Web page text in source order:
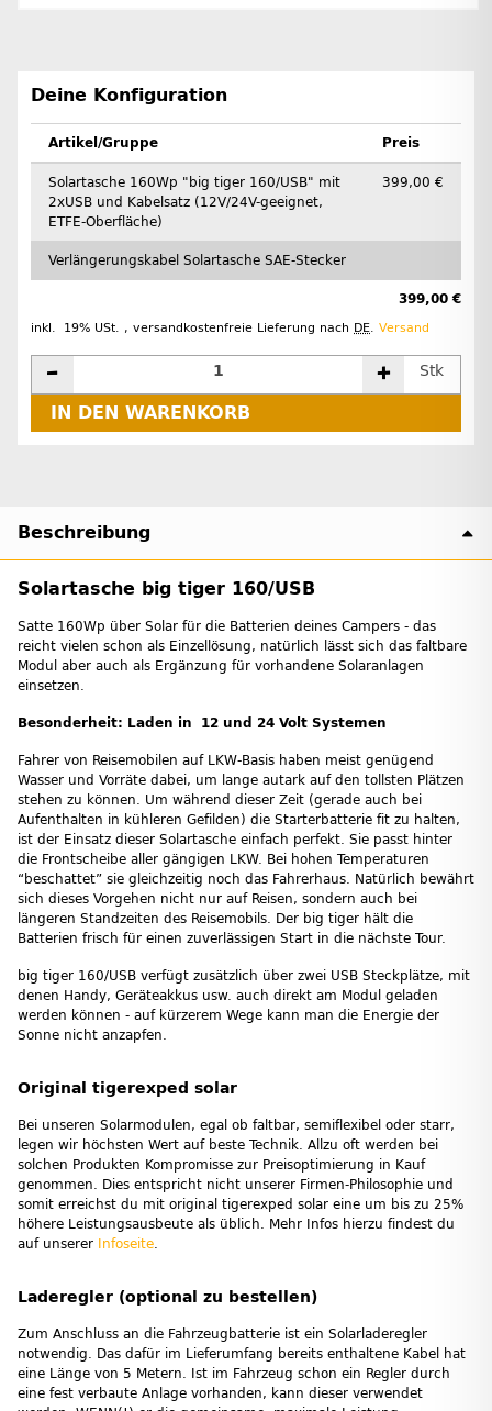
Deine Konfiguration
Artikel/Gruppe Preis
Solartasche 160Wp "big tiger 160/USB" mit
2xUSB und Kabelsatz (12V/24V-geeignet,
ETFE-Oberfläche)
399,00 €
Verlängerungskabel Solartasche SAE-Stecker
399,00 €
inkl. 19% USt. , versandkostenfreie Lieferung nach DE. Versand
Stk
IN DEN WARENKORB
Beschreibung
Solartasche big tiger 160/USB
Satte 160Wp über Solar für die Batterien deines Campers - das
reicht vielen schon als Einzellösung, natürlich lässt sich das faltbare
Modul aber auch als Ergänzung für vorhandene Solaranlagen
einsetzen.
Besonderheit: Laden in 12 und 24 Volt Systemen
Fahrer von Reisemobilen auf LKW-Basis haben meist genügend
Wasser und Vorräte dabei, um lange autark auf den tollsten Plätzen
stehen zu können. Um während dieser Zeit (gerade auch bei
Aufenthalten in kühleren Gefilden) die Starterbatterie fit zu halten,
ist der Einsatz dieser Solartasche einfach perfekt. Sie passt hinter
die Frontscheibe aller gängigen LKW. Bei hohen Temperaturen
“beschattet” sie gleichzeitig noch das Fahrerhaus. Natürlich bewährt
sich dieses Vorgehen nicht nur auf Reisen, sondern auch bei
längeren Standzeiten des Reisemobils. Der big tiger hält die
Batterien frisch für einen zuverlässigen Start in die nächste Tour.
big tiger 160/USB verfügt zusätzlich über zwei USB Steckplätze, mit
denen Handy, Geräteakkus usw. auch direkt am Modul geladen
werden können - auf kürzerem Wege kann man die Energie der
Sonne nicht anzapfen.
Original tigerexped solar
Bei unseren Solarmodulen, egal ob faltbar, semiflexibel oder starr,
legen wir höchsten Wert auf beste Technik. Allzu oft werden bei
solchen Produkten Kompromisse zur Preisoptimierung in Kauf
genommen. Dies entspricht nicht unserer Firmen-Philosophie und
somit erreichst du mit original tigerexped solar eine um bis zu 25%
höhere Leistungsausbeute als üblich. Mehr Infos hierzu findest du
auf unserer Infoseite
Laderegler (optional zu bestellen)
Zum Anschluss an die Fahrzeugbatterie ist ein Solarladeregler
notwendig. Das dafür im Lieferumfang bereits enthaltene Kabel hat
eine Länge von 5 Metern. Ist im Fahrzeug schon ein Regler durch
eine fest verbaute Anlage vorhanden, kann dieser verwendet